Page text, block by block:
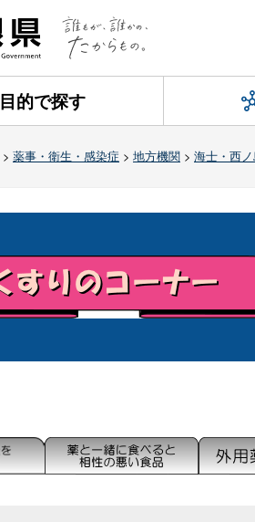
目的で探す
> 薬事・衛生・感染症 > 地方機関 > 海士・西